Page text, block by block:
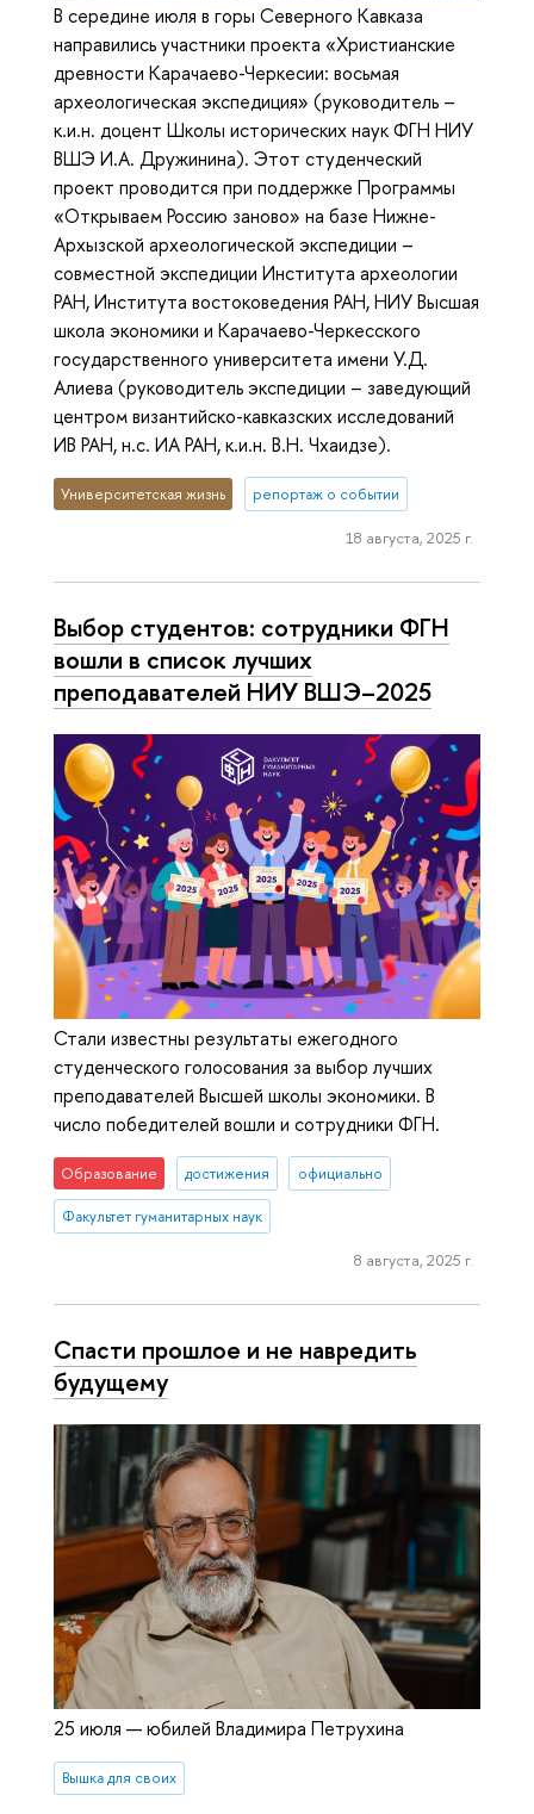
В середине июля в горы Северного Кавказа
направились участники проекта «Христианские
древности Карачаево-Черкесии: восьмая
археологическая экспедиция» (руководитель –
к.и.н. доцент Школы исторических наук ФГН НИУ
ВШЭ И.А. Дружинина). Этот студенческий
проект проводится при поддержке Программы
«Открываем Россию заново» на базе Нижне-
Архызской археологической экспедиции –
совместной экспедиции Института археологии
РАН, Института востоковедения РАН, НИУ Высшая
школа экономики и Карачаево-Черкесского
государственного университета имени У.Д.
Алиева (руководитель экспедиции – заведующий
центром византийско-кавказских исследований
ИВ РАН, н.с. ИА РАН, к.и.н. В.Н. Чхаидзе).
Университетская жизнь репортаж о событии
18 августа, 2025 г.
Выбор студентов: сотрудники ФГН
вошли в список лучших
преподавателей НИУ ВШЭ–2025
Стали известны результаты ежегодного
студенческого голосования за выбор лучших
преподавателей Высшей школы экономики. В
число победителей вошли и сотрудники ФГН.
Образование достижения официально
Факультет гуманитарных наук
8 августа, 2025 г.
Спасти прошлое и не навредить
будущему
25 июля — юбилей Владимира Петрухина
Вышка для своих